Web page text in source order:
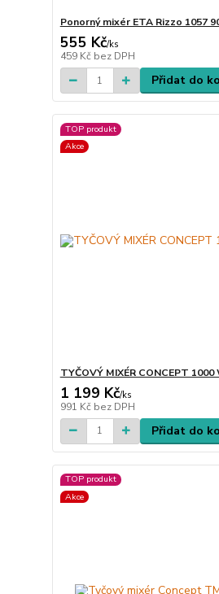
Ponorný mixér ETA Rizzo 1057
555 Kč/ks
459 Kč bez DPH
Přidat do
TOP produkt
Akce
TYČOVÝ MIXÉR CONCEPT
1 199 Kč/ks
991 Kč bez DPH
Přidat do
TOP produkt
Akce